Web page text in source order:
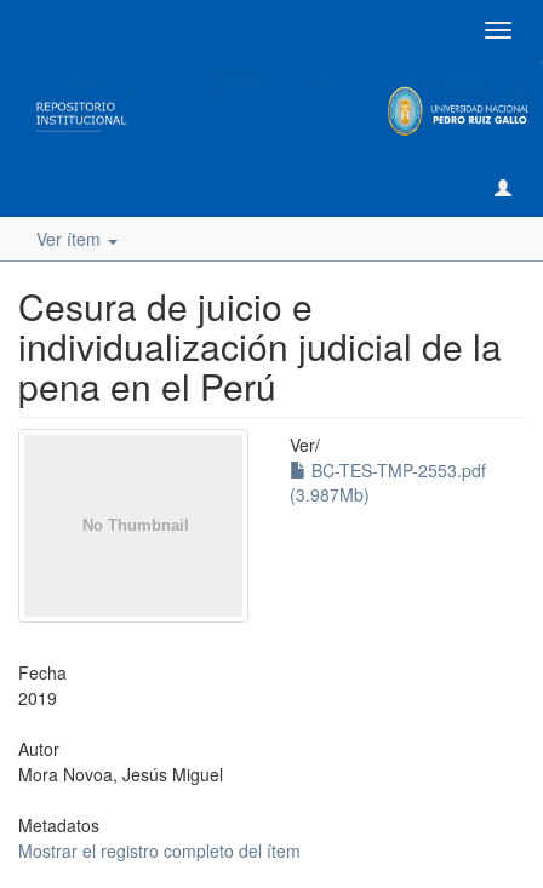
Ver ítem
Cesura de juicio e
individualización judicial de la
pena en el Perú
Ver/
BC-TES-TMP-2553.pdf
(3.987Mb)
Fecha
2019
Autor
Mora Novoa, Jesús Miguel
Metadatos
Mostrar el registro completo del ítem